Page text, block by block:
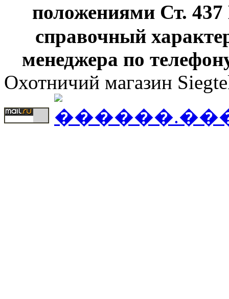
положениями Ст.
справочный
менеджера по
Охотничий магазин